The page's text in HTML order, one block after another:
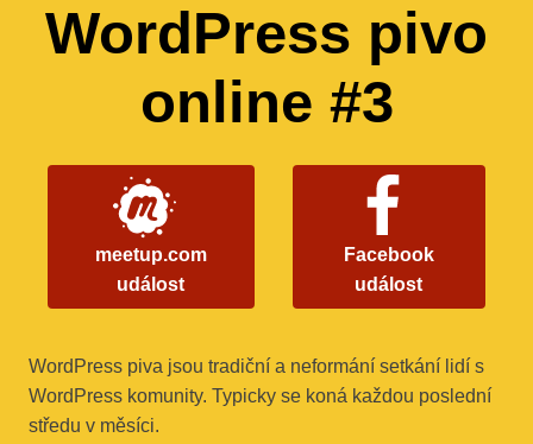
WordPress pivo
online #3
meetup.com
událost
Facebook
událost
WordPress piva jsou tradiční a neformání setkání lidí s
WordPress komunity. Typicky se koná každou poslední
středu v měsíci.